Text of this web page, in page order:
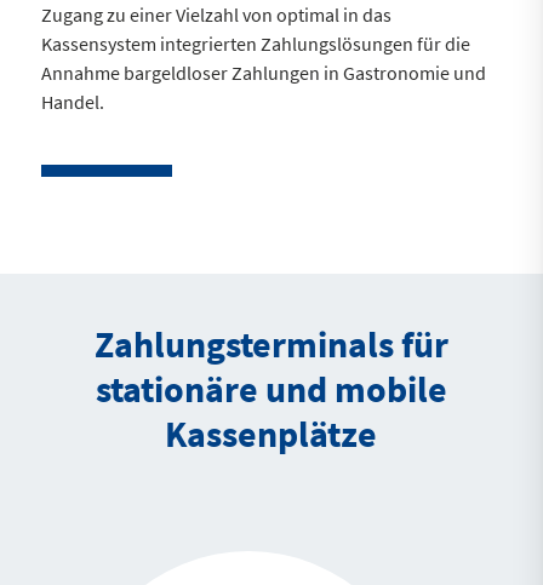
Zugang zu einer Vielzahl von optimal in das
Kassensystem integrierten Zahlungslösungen für die
Annahme bargeldloser Zahlungen in Gastronomie und
Handel.
Zahlungsterminals für
stationäre und mobile
Kassenplätze